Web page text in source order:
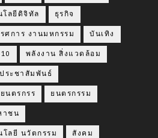
โลยีดิจิทัล ธุรกิจ
ศการ งานมหกรรม บันเทิง
พลังงาน สิ่งแวดล้อม
ระชาสัมพันธ์
ยนตรกรร ยนตรกรรม
าชน
ลยี นวัตกรรม สังคม